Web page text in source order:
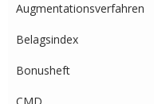
Augmentationsverfahren
Belagsindex
Bonusheft